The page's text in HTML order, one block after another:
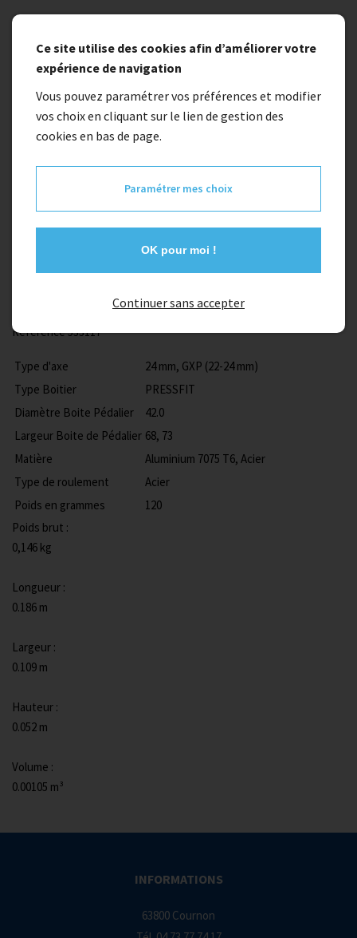
En stock
Boitier de pedalier BLACKBEARING
66,00 €
Ajouter au panier
Référence 533117
Type d'axe
24 mm, GXP (22-24 mm)
Type Boitier
PRESSFIT
Diamètre Boite Pédalier
42.0
Largeur Boite de Pédalier 68, 73
Matière
Aluminium 7075 T6, Acier
Type de roulement
Acier
Poids en grammes
120
Poids brut :
0,146 kg
Longueur :
0.186 m
Largeur :
0.109 m
Hauteur :
0.052 m
Volume :
0.00105 m³
INFORMATIONS
63800 Cournon
Ce site utilise des cookies afin d’améliorer votre
expérience de navigation
Vous pouvez paramétrer vos préférences et modifier
vos choix en cliquant sur le lien de gestion des
cookies en bas de page.
Paramétrer mes choix
OK pour moi !
Continuer sans accepter